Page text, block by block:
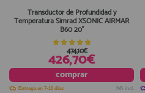
Transductor de Profundidad y
Temperatura Simrad XSONIC AIRMAR
B60 20°
426,70€
474,10€
comprar
Entrega en 7-10 días IVA incl.